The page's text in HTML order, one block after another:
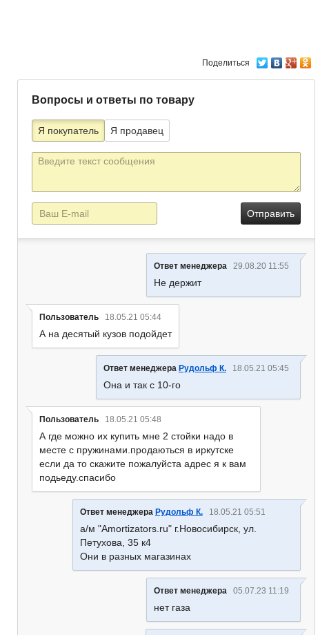
Поделиться
Вопросы и ответы по товару
Я покупатель Я продавец
Текст
E-
mail
Ответ менеджера 29.08.20 11:55
Не держит
Пользователь 18.05.21 05:44
А на десятый кузов подойдет
Ответ менеджера Рудольф К. 18.05.21 05:45
Она и так с 10-го
Пользователь 18.05.21 05:48
А где можно их купить мне 2 стойки надо в
месте с пружинами.продаються в иркутске
если да то скажите пожалуйста адрес я к вам
подьеду.спасибо
Ответ менеджера Рудольф К. 18.05.21 05:51
а/м "Amortizators.ru" г.Новосибирск, ул.
Петухова, 35 к4
Они в разных магазинах
Ответ менеджера 05.07.23 11:19
нет газа